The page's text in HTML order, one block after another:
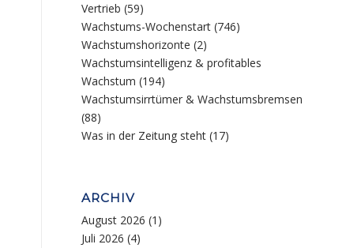
Vertrieb (59)
Wachstums-Wochenstart (746)
Wachstumshorizonte (2)
Wachstumsintelligenz & profitables
Wachstum (194)
Wachstumsirrtümer & Wachstumsbremsen
(88)
Was in der Zeitung steht (17)
ARCHIV
August 2026 (1)
Juli 2026 (4)